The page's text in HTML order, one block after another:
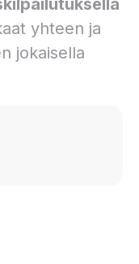
yhteen ja
jokaisella